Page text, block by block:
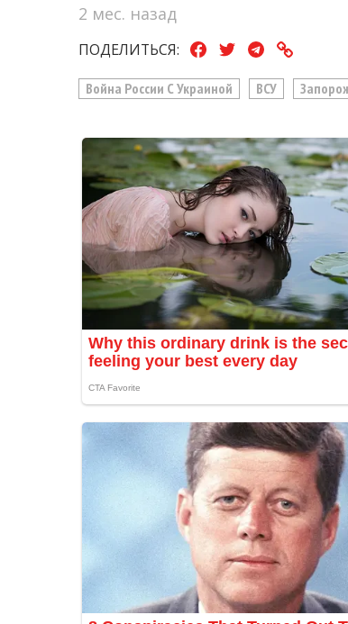
2 мес. назад
ПОДЕЛИТЬСЯ:
Война России С Украиной ВСУ